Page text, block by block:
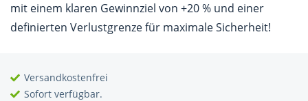
mit einem klaren Gewinnziel von +20 % und einer
definierten Verlustgrenze für maximale Sicherheit!
Versandkostenfrei
Sofort verfügbar.